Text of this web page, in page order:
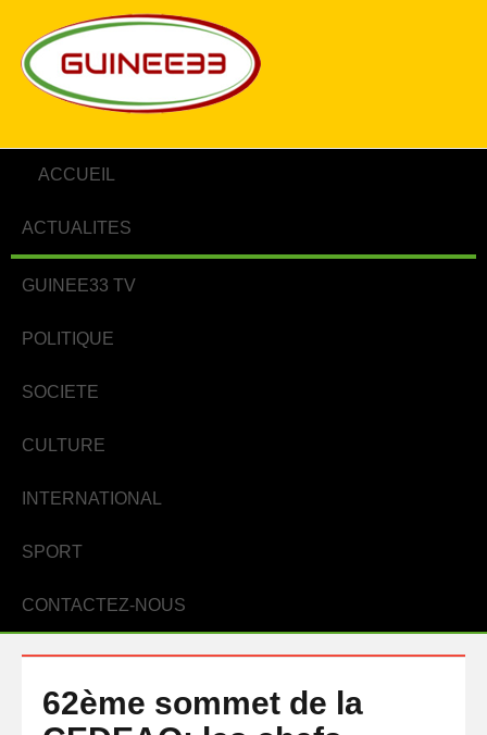
ACCUEIL
ACTUALITES
GUINEE33 TV
POLITIQUE
SOCIETE
CULTURE
INTERNATIONAL
SPORT
CONTACTEZ-NOUS
62ème sommet de la